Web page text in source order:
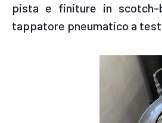
pista e finiture in
tappatore pneumatico a